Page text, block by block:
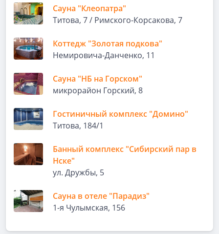
Сауна "Клеопатра"
Титова, 7 / Римского-Корсакова, 7
Коттедж "Золотая подкова"
Немировича-Данченко, 11
Сауна "НБ на Горском"
микрорайон Горский, 8
Гостиничный комплекс "Домино"
Титова, 184/1
Банный комплекс "Сибирский пар в
Нске"
ул. Дружбы, 5
Сауна в отеле "Парадиз"
1-я Чулымская, 156